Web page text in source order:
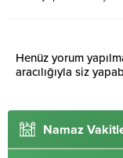
Henüz yorum
aracılığıyla siz
Namaz